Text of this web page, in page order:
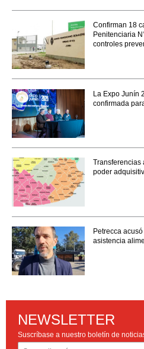
Confirman 18
Penitenciaria
controles
La Expo Junín
confirmada
Transferencias
poder
Petrecca
asistencia
NEWSLETTER
Suscríbase a nuestro boletín de